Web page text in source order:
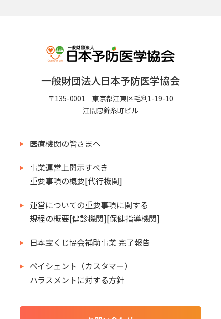
一般財団法人日本予防医学協会
〒135-0001 東京都江東区毛利1-19-10
江間忠錦糸町ビル
医療機関の皆さまへ
事業運営上開示すべき
重要事項の概要[代行機関]
運営についての重要事項に関する
規程の概要[健診機関][保健指導機関]
日本宝くじ協会補助事業 完了報告
ペイシェント（カスタマー）
ハラスメントに対する方針